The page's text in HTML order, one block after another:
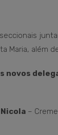
Maria, além
novos
–